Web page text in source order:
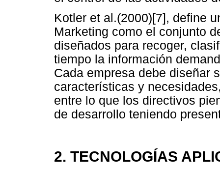
Kotler et al.(2000)[7], define
Marketing como el conjunto
diseñados para recoger,
tiempo la información
Cada empresa debe diseñar
características y
entre lo que los directivos
de desarrollo teniendo
2. TECNOLOGÍAS